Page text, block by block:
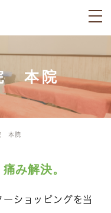
本院
本院
み解決。
ショッピングを当